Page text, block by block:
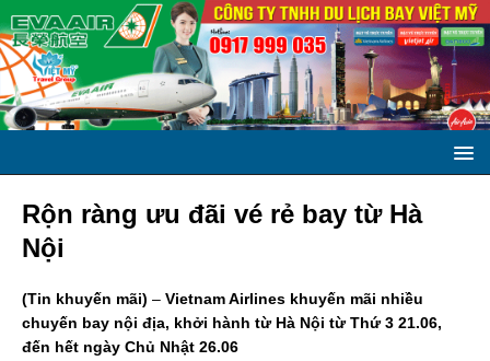
Rộn ràng ưu đãi vé rẻ bay từ Hà
Nội
(Tin khuyến mãi) – Vietnam Airlines khuyến mãi nhiều
chuyến bay nội địa, khởi hành từ Hà Nội từ Thứ 3 21.06,
đến hết ngày Chủ Nhật 26.06